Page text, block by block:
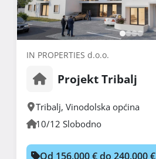
IN PROPERTIES d.o.o.
Projekt Tribalj
Tribalj, Vinodolska općina
10/12 Slobodno
Od 156,000 € do 240,000 €